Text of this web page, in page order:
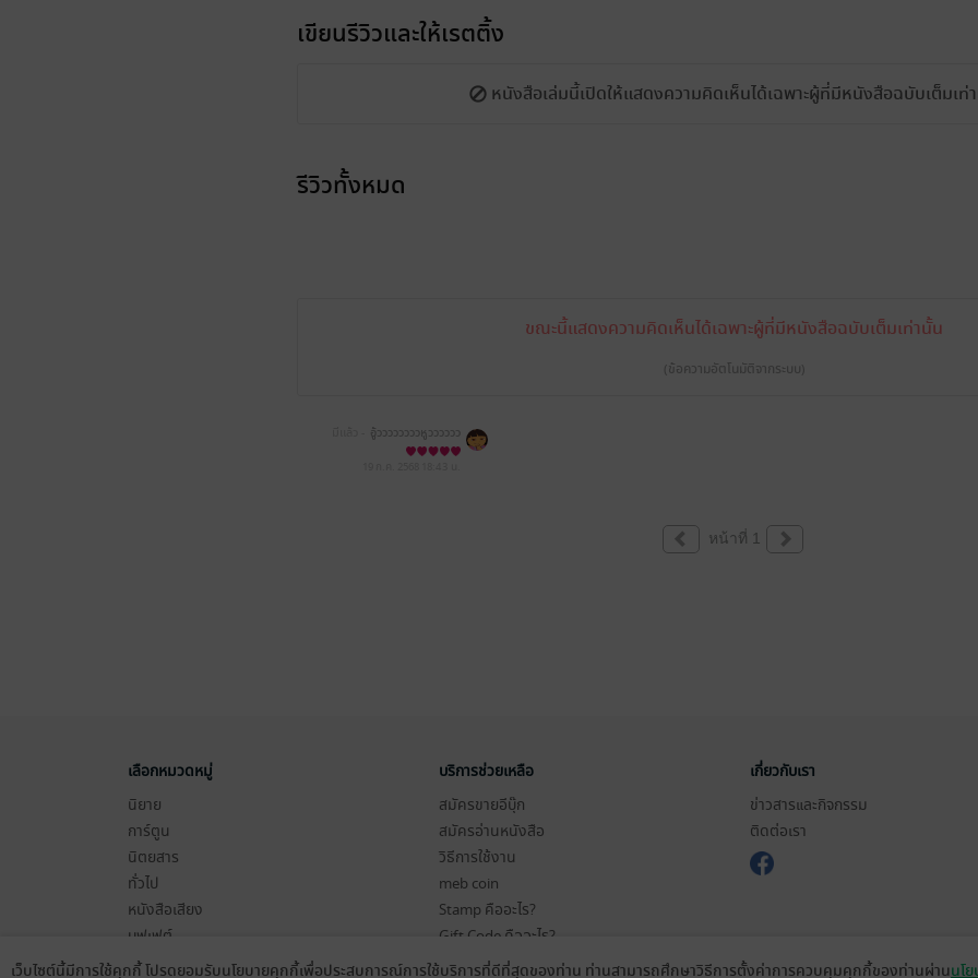
เขียนรีวิวและให้เรตติ้ง
หนังสือเล่มนี้เปิดให้แสดงความคิดเห็นได้เฉพาะผู้ที่มีหนังสือฉบับเต็มเท่
รีวิวทั้งหมด
ขณะนี้แสดงความคิดเห็นได้เฉพาะผู้ที่มีหนังสือฉบับเต็มเท่านั้น
(ข้อความอัตโนมัติจากระบบ)
อู้ววววววววหูวววววว
หน้าที่ 1
เลือกหมวดหมู่
นิยาย
การ์ตูน
นิตยสาร
ทั่วไป
หนังสือเสียง
บุฟเฟต์
บริการช่วยเหลือ
สมัครขายอีบุ๊ก
สมัครอ่านหนังสือ
วิธีการใช้งาน
meb coin
Stamp คืออะไร?
Gift Code คืออะไร?
เงื่อนไขในการใช้บริการ
เกี่ยวกับเรา
ข่าวสารและกิจกรรม
ติดต่อเรา
เว็บไซต์นี้มีการใช้คุกกี้ โปรดยอมรับนโยบายคุกกี้เพื่อประสบการณ์การใช้บริการที่ดีที่สุดของท่าน ท่านสามารถศึกษาวิธีการตั้งค่าการควบคุมคุกกี้ของท่านผ่านนโ